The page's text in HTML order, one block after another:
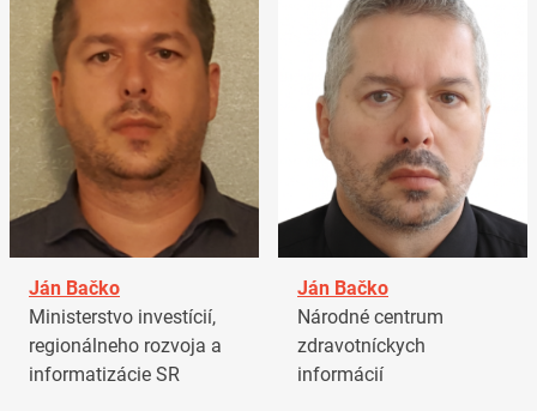
Ján Bačko
Ministerstvo investícií,
regionálneho rozvoja a
informatizácie SR
Ján Bačko
Národné centrum
zdravotníckych
informácií